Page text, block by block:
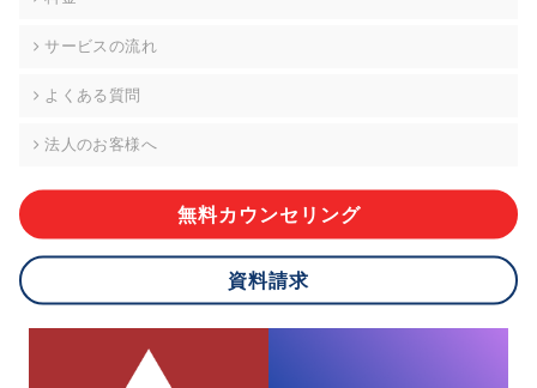
株式会社div 個人情報問合せ窓口
メールアドレス:privacy_policy@di-v.co.jp
ご本人様が当社に個人情報を提供されるかどうかは任意による
応ができない場合があります。
8.cookieにより取得・分析した情報とその利用について
当社は第三者が運営するデータ・マネジメント・プラットフォ
ームからcookieにより収集されたウェブの閲覧機歴及びその分
析結果を取得し、これをお客様の個人データと結びつけた上
サービスの流れ
よくある質問
法人のお客様へ
無料カウンセリング
資料請求